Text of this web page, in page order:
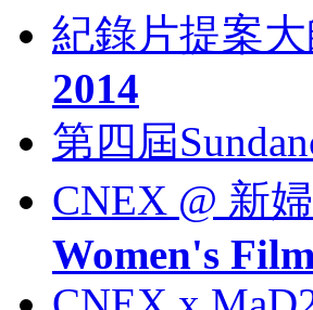
紀錄片提案
2014
第四屆
CNEX @ 新
Women's